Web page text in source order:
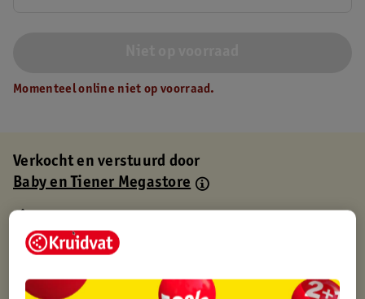
Momenteel online niet op voorraad.
Verkocht en verstuurd door
Baby en Tiener Megastore
Gratis thuisbezorgd
Gratis retourneren via verkooppartner.